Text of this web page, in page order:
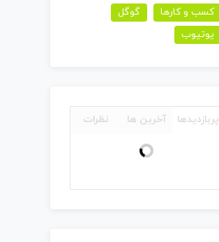
کسب و کارها
گوگل
یوتیوب
پربازدیدها آخرین ها نظرات